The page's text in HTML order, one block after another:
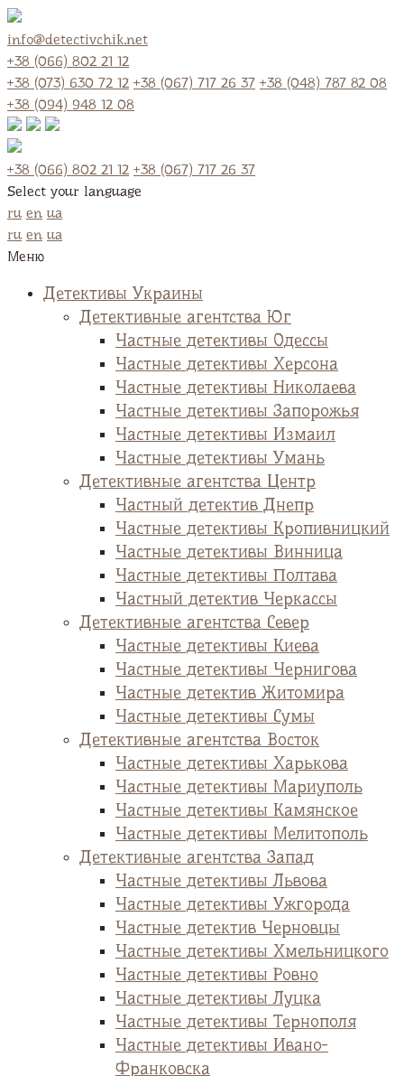
info@detectivchik.net
+38 (066) 802 21 12
+38 (073) 630 72 12 +38 (067) 717 26 37 +38 (048) 787 82 08
+38 (094) 948 12 08
+38 (066) 802 21 12 +38 (067) 717 26 37
Select your language
ru en ua
ru en ua
Меню
Детективы Украины
Детективные агентства Юг
Частные детективы Одессы
Частные детективы Херсона
Частные детективы Николаева
Частные детективы Запорожья
Частные детективы Измаил
Частные детективы Умань
Детективные агентства Центр
Частный детектив Днепр
Частные детективы Кропивницкий
Частные детективы Винница
Частные детективы Полтава
Частный детектив Черкассы
Детективные агентства Север
Частные детективы Киева
Частные детективы Чернигова
Частные детектив Житомира
Частные детективы Сумы
Детективные агентства Восток
Частные детективы Харькова
Частные детективы Мариуполь
Частные детективы Камянское
Частные детективы Мелитополь
Детективные агентства Запад
Частные детективы Львова
Частные детективы Ужгорода
Частные детектив Черновцы
Частные детективы Хмельницкого
Частные детективы Ровно
Частные детективы Луцка
Частные детективы Тернополя
Частные детективы Ивано-
Франковска